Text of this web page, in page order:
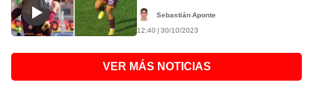
Sebastián Aponte
12:40 | 30/10/2023
VER MÁS NOTICIAS